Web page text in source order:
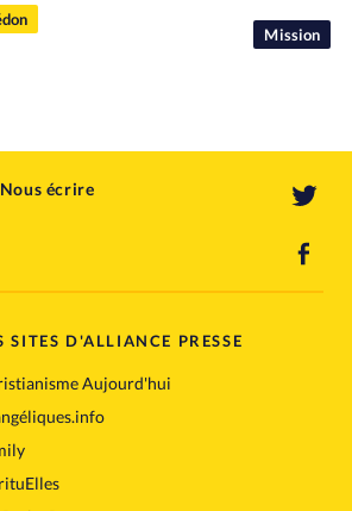
Mission
Nous écrire
SITES D'ALLIANCE PRESSE
Aujourd'hui